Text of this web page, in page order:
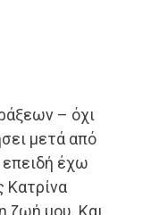
– όχι
μετά από
έχω
Κατρίνα
ζωή μου. Και